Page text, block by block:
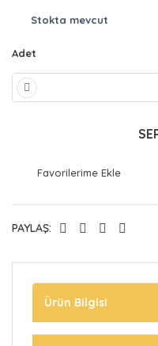
Stokta mevcut
Adet
PAYLAŞ:
Ürün Bilgisi